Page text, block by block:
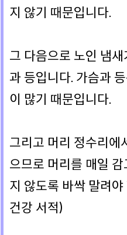
지 않기 때문입니다.
그 다음으로 노인 냄
과 등입니다. 가슴과
이 많기 때문입니다.
그리고 머리 정수리에
으므로 머리를 매일
지 않도록 바싹 말려
건강 서적)